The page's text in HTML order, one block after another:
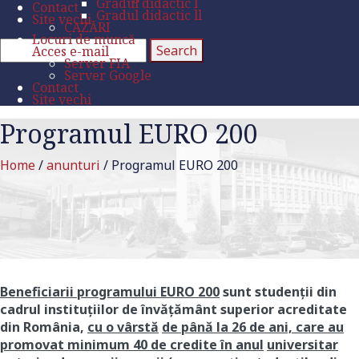
Contact
Site vechi Gradul didactic ll
CAZĂRI
Locuri de muncă
Acces e-mail
Server FIA
Server Google
Contact
Site vechi
Programul EURO 200
Home/anunturi / Programul EURO 200
Beneficiarii programului EURO 200sunt studenţii din
cadrul instituţiilor de învăţământ superior acreditate
din România, cu o vârstă de până la 26 de ani, care au
promovat minimum 40 de credite în anul universitar